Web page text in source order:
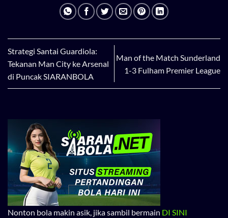
Strategi Santai Guardiola:
Tekanan Man City ke Arsenal
di Puncak SIARANBOLA
Man of the Match Sunderland
1-3 Fulham Premier League
Nonton bola makin asik, jika sambil bermain DI SINI